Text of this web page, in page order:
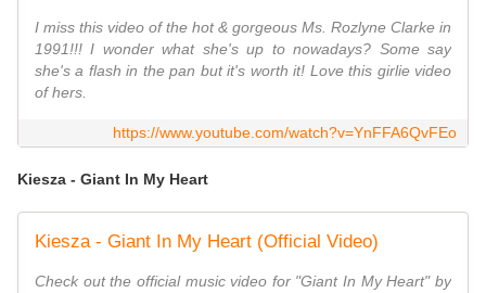
I miss this video of the hot & gorgeous Ms. Rozlyne Clarke in
1991!!! I wonder what she's up to nowadays? Some say
she's a flash in the pan but it's worth it! Love this girlie video
of hers.
https://www.youtube.com/watch?v=YnFFA6QvFEo
Kiesza - Giant In My Heart
Kiesza - Giant In My Heart (Official Video)
Check out the official music video for "Giant In My Heart" by